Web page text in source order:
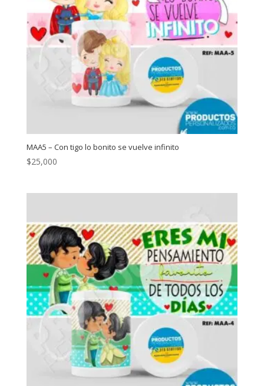
MAA5 – Con tigo lo bonito se vuelve infinito
$25,000